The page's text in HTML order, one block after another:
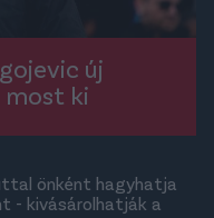
új
ki
önként hagyhatja
- kivásárolhatják a